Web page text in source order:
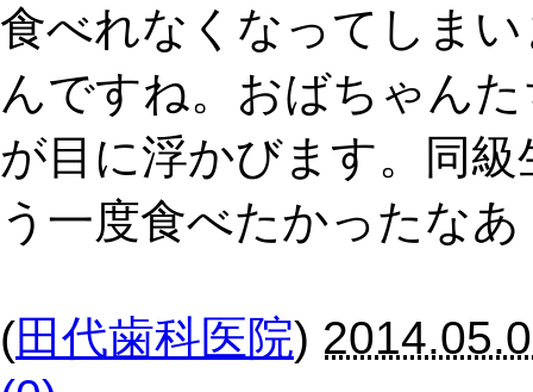
食べれなくなってしま
んですね。おばちゃん
が目に浮かびます。同
う一度食べたかったなあ
(田代歯科医院)